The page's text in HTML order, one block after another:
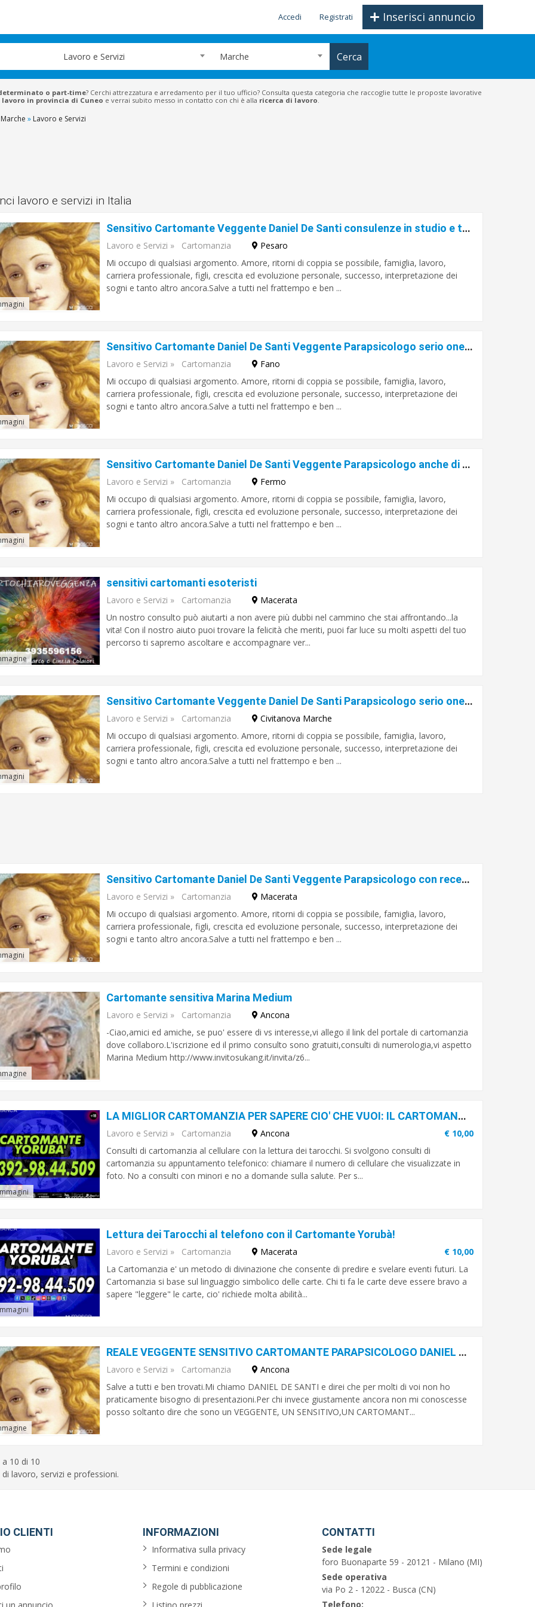
Inserisci annuncio
Accedi Registrati
Lavoro e Servizi Marche Cerca
o part-time? Cerchi attrezzatura e arredamento per il tuo ufficio? Consulta questa categoria che raccoglie tutte le proposte lavorative
in provincia di Cuneo e verrai subito messo in contatto con chi è alla ricerca di lavoro.
Marche » Lavoro e Servizi
lavoro e servizi in Italia
Sensitivo Cartomante Veggente Daniel De Santi consulenze in studio e telefoniche
Lavoro e Servizi » Cartomanzia
Pesaro
Mi occupo di qualsiasi argomento. Amore, ritorni di coppia se possibile, famiglia, lavoro,
carriera professionale, figli, crescita ed evoluzione personale, successo, interpretazione dei
sogni e tanto altro ancora.Salve a tutti nel frattempo e ben ...
Sensitivo Cartomante Daniel De Santi Veggente Parapsicologo serio onesto e veritiero
Lavoro e Servizi » Cartomanzia
Fano
Mi occupo di qualsiasi argomento. Amore, ritorni di coppia se possibile, famiglia, lavoro,
carriera professionale, figli, crescita ed evoluzione personale, successo, interpretazione dei
sogni e tanto altro ancora.Salve a tutti nel frattempo e ben ...
Sensitivo Cartomante Daniel De Santi Veggente Parapsicologo anche di alcuni personaggi famosi
Lavoro e Servizi » Cartomanzia
Fermo
Mi occupo di qualsiasi argomento. Amore, ritorni di coppia se possibile, famiglia, lavoro,
carriera professionale, figli, crescita ed evoluzione personale, successo, interpretazione dei
sogni e tanto altro ancora.Salve a tutti nel frattempo e ben ...
sensitivi cartomanti esoteristi
Lavoro e Servizi » Cartomanzia
Macerata
Un nostro consulto può aiutarti a non avere più dubbi nel cammino che stai affrontando...la
vita! Con il nostro aiuto puoi trovare la felicità che meriti, puoi far luce su molti aspetti del tuo
percorso ti sapremo ascoltare e accompagnare ver...
Sensitivo Cartomante Veggente Daniel De Santi Parapsicologo serio onesto e veritiero
Lavoro e Servizi » Cartomanzia
Civitanova Marche
Mi occupo di qualsiasi argomento. Amore, ritorni di coppia se possibile, famiglia, lavoro,
carriera professionale, figli, crescita ed evoluzione personale, successo, interpretazione dei
sogni e tanto altro ancora.Salve a tutti nel frattempo e ben ...
Sensitivo Cartomante Daniel De Santi Veggente Parapsicologo con recensioni autentiche e verificate
Lavoro e Servizi » Cartomanzia
Macerata
Mi occupo di qualsiasi argomento. Amore, ritorni di coppia se possibile, famiglia, lavoro,
carriera professionale, figli, crescita ed evoluzione personale, successo, interpretazione dei
sogni e tanto altro ancora.Salve a tutti nel frattempo e ben ...
Cartomante sensitiva Marina Medium
Lavoro e Servizi » Cartomanzia
Ancona
-Ciao,amici ed amiche, se puo' essere di vs interesse,vi allego il link del portale di cartomanzia
dove collaboro.L'iscrizione ed il primo consulto sono gratuiti,consulti di numerologia,vi aspetto
Marina Medium http://www.invitosukang.it/invita/z6...
LA MIGLIOR CARTOMANZIA PER SAPERE CIO' CHE VUOI: IL CARTOMANTE YORUBA'
Lavoro e Servizi » Cartomanzia Ancona
€ 10,00
Consulti di cartomanzia al cellulare con la lettura dei tarocchi. Si svolgono consulti di
cartomanzia su appuntamento telefonico: chiamare il numero di cellulare che visualizzate in
foto. No a consulti con minori e no a domande sulla salute. Per s...
Lettura dei Tarocchi al telefono con il Cartomante Yorubà!
Lavoro e Servizi » Cartomanzia Macerata
€ 10,00
La Cartomanzia e' un metodo di divinazione che consente di predire e svelare eventi futuri. La
Cartomanzia si base sul linguaggio simbolico delle carte. Chi ti fa le carte deve essere bravo a
sapere "leggere" le carte, cio' richiede molta abilità...
REALE VEGGENTE SENSITIVO CARTOMANTE PARAPSICOLOGO DANIEL DE SANTI
Lavoro e Servizi » Cartomanzia
Ancona
Salve a tutti e ben trovati.Mi chiamo DANIEL DE SANTI e direi che per molti di voi non ho
praticamente bisogno di presentazioni.Per chi invece giustamente ancora non mi conoscesse
posso soltanto dire che sono un VEGGENTE, UN SENSITIVO,UN CARTOMANT...
10 di 10
lavoro, servizi e professioni.
CLIENTI INFORMAZIONI
Informativa sulla privacy
Termini e condizioni
Regole di pubblicazione
CONTATTI
Sede legale
foro Buonaparte 59 - 20121 - Milano (MI)
Sede operativa
via Po 2 - 12022 - Busca (CN)
Telefono: